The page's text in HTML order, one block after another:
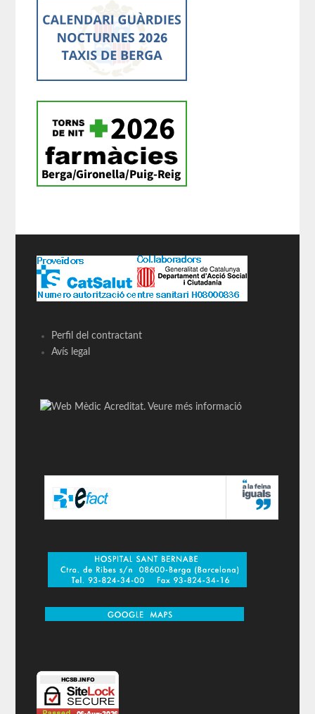
Perfil del contractant
Avís legal